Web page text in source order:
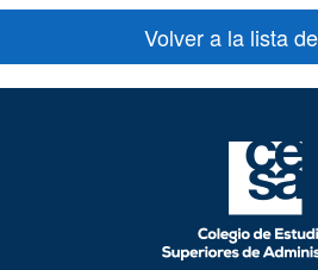
Volver a la lista